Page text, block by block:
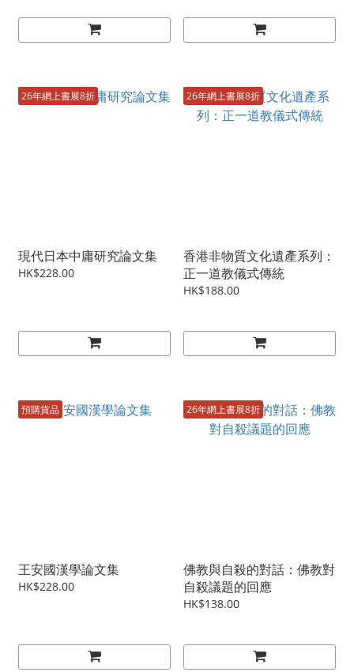
26年網上書展8折
現代日本中庸研究論文集
HK$228.00
26年網上書展8折
香港非物質文化遺產系列：
正一道教儀式傳統
HK$188.00
預購貨品
王安國漢學論文集
HK$228.00
26年網上書展8折
佛教與自殺的對話：佛教對
自殺議題的回應
HK$138.00